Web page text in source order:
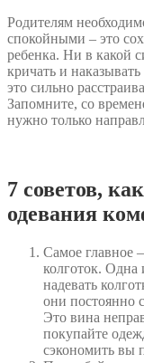
Родителям
спокойными – это
ребенка. Ни в какой
кричать и
это сильно
Запомните, со
нужно только
7 советов,
одевания
Самое главное
колготок. Одна
надевать
они постоянно
Это вина
покупайте
сэкономить вы